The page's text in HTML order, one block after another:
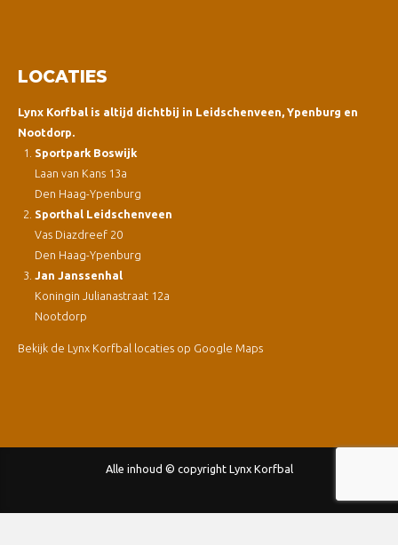
LOCATIES
Lynx Korfbal is altijd dichtbij in Leidschenveen, Ypenburg en
Nootdorp.
Sportpark Boswijk
Laan van Kans 13a
Den Haag-Ypenburg
Sporthal Leidschenveen
Vas Diazdreef 20
Den Haag-Ypenburg
Jan Janssenhal
Koningin Julianastraat 12a
Nootdorp
Bekijk de Lynx Korfbal locaties op Google Maps
Alle inhoud © copyright Lynx Korfbal